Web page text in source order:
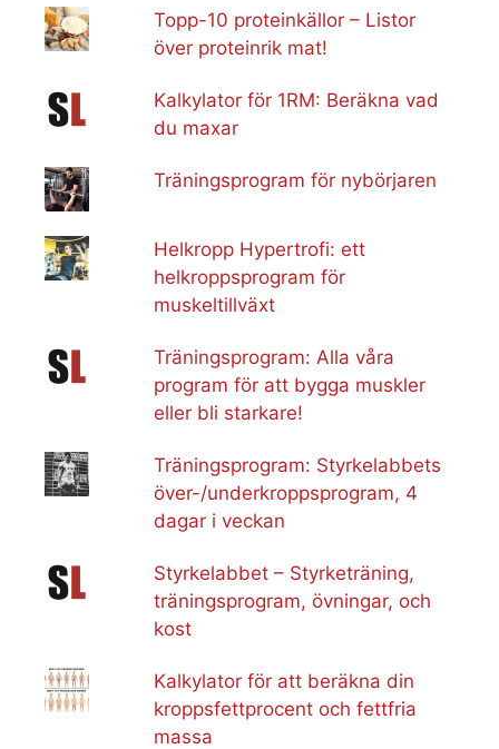
Topp-10 proteinkällor – Listor
över proteinrik mat!
Kalkylator för 1RM: Beräkna vad
du maxar
Träningsprogram för nybörjaren
Helkropp Hypertrofi: ett
helkroppsprogram för
muskeltillväxt
Träningsprogram: Alla våra
program för att bygga muskler
eller bli starkare!
Träningsprogram: Styrkelabbets
över-/underkroppsprogram, 4
dagar i veckan
Styrkelabbet – Styrketräning,
träningsprogram, övningar, och
kost
Kalkylator för att beräkna din
kroppsfettprocent och fettfria
massa